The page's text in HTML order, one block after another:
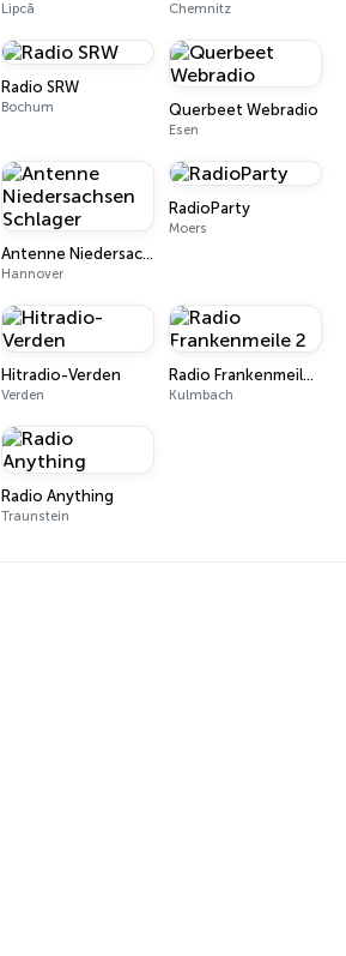
Lipcā Chemnitz
Radio SRW
Bochum Querbeet Webradio
Esen
Antenne Niedersachsen Schlager
Hannover
RadioParty
Moers
Hitradio-Verden
Verden
Radio Frankenmeile 2
Kulmbach
Radio Anything
Traunstein